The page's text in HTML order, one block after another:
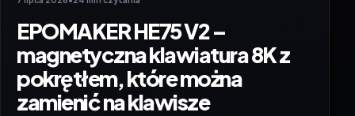
EPOMAKER HE75 V2 –
magnetyczna klawiatura 8K z
pokrętłem, które można
zamienić na klawisze